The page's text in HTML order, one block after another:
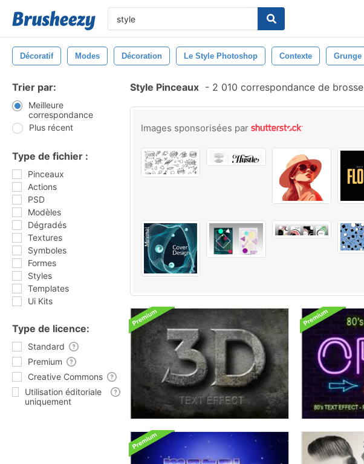
Décoratif Modes Décoration Le Style Photoshop Contexte Grunge
Trier par:
Meilleure
correspondance
Plus récent
Type de fichier :
Pinceaux
Actions
PSD
Modèles
Dégradés
Textures
Symboles
Formes
Styles
Templates
Ui Kits
Type de licence:
Standard
Premium
Creative Commons
Utilisation éditoriale
uniquement
Style Pinceaux - 2 010 correspondance de brosse
Images sponsorisées par